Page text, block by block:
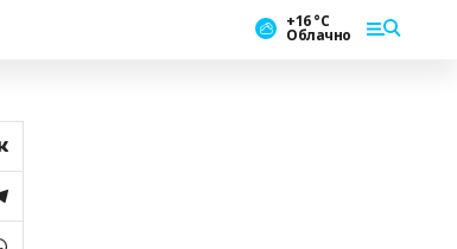
+16 °С
Облачно